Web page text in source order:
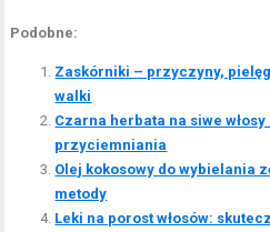
Podobne:
Zaskórniki – przyczyny,
walki
Czarna herbata na siwe
przyciemniania
Olej kokosowy do wybielania
metody
Leki na porost włosów: